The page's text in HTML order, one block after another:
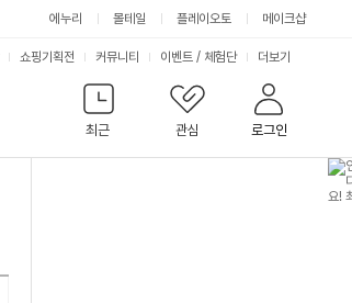
에누리 몰테일 플레이오토
메이크샵
최근
관심 로그인
쇼핑기획전 커뮤니티 이벤트 / 체험단 서
비
스
더보기